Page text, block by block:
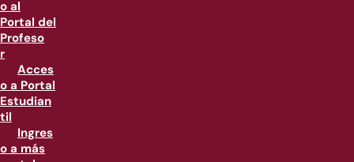
o al
Portal del
Profeso
r
Acces
o a Portal
Estudian
til
Ingres
o a más